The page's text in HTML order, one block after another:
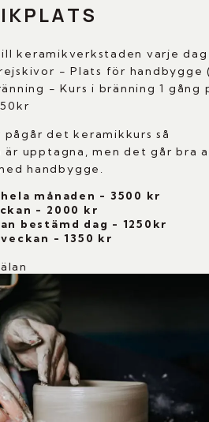
keramikverkstaden varje dag
- Plats för handbygge
- Kurs i bränning 1 gång
pågår det keramikkurs så
är upptagna, men det går bra
handbygge.
månaden - 3500 kr
- 2000 kr
bestämd dag - 1250kr
- 1350 kr